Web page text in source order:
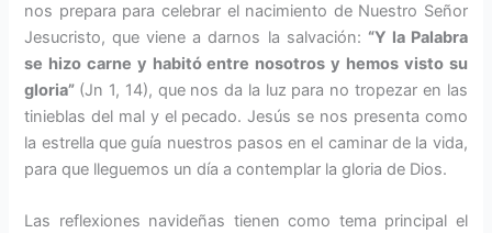
nos prepara para celebrar el nacimiento de Nuestro Señor
Jesu­cristo, que viene a darnos la salva­ción: “Y la Palabra
se hizo carne y habitó entre nosotros y hemos visto su
gloria” (Jn 1, 14), que nos da la luz para no tropezar en las
ti­nieblas del mal y el pecado. Jesús se nos presenta como
la estrella que guía nuestros pasos en el caminar de la vida,
para que lleguemos un día a contemplar la gloria de Dios.
Las reflexiones navideñas tienen como tema principal el